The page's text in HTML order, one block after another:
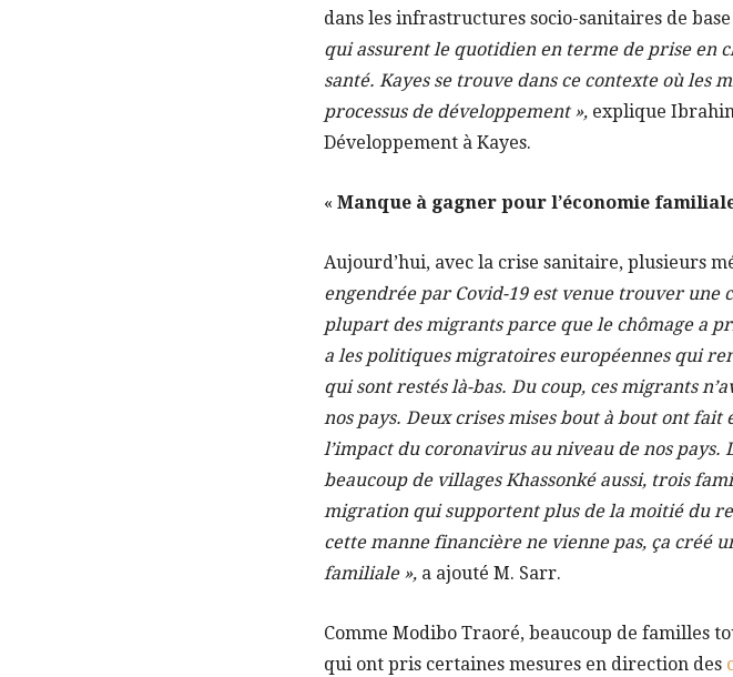
dans les infrastructures socio-sanitaires de
qui assurent le quotidien en terme de prise en
santé. Kayes se trouve dans ce contexte où les
processus de développement », explique
Développement à Kayes.
« Manque à gagner pour l’économie
Aujourd’hui, avec la crise sanitaire, plusieurs
engendrée par Covid-19 est venue trouver
plupart des migrants parce que le chômage a
a les politiques migratoires européennes qui
qui sont restés là-bas. Du coup, ces migrants
nos pays. Deux crises mises bout à bout ont fait
l’impact du coronavirus au niveau de nos
beaucoup de villages Khassonké aussi, trois
migration qui supportent plus de la moitié du
cette manne financière ne vienne pas, ça créé
familiale », a ajouté M. Sarr.
Comme Modibo Traoré, beaucoup de familles
qui ont pris certaines mesures en direction des